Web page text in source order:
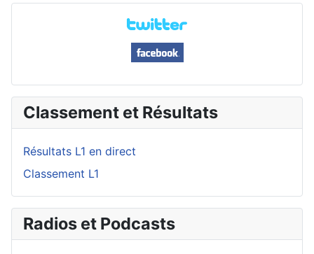
Classement et Résultats
Résultats L1 en direct
Classement L1
Radios et Podcasts